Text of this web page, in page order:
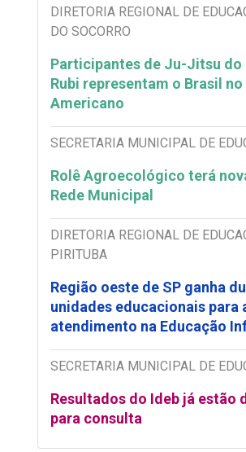
DIRETORIA REGIONAL DE
DO SOCORRO
Participantes de Ju-Jitsu do
Rubi representam o Brasil no
Americano
SECRETARIA MUNICIPAL DE
Rolê Agroecológico terá
Rede Municipal
DIRETORIA REGIONAL DE
PIRITUBA
Região oeste de SP ganha
unidades educacionais para
atendimento na Educação
SECRETARIA MUNICIPAL DE
Resultados do Ideb já estão
para consulta